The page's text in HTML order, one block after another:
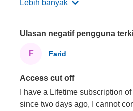
Lebih banyak
Ulasan negatif pengguna
F Farid
Access cut off
I have a Lifetime subscription
since two days ago, I cannot